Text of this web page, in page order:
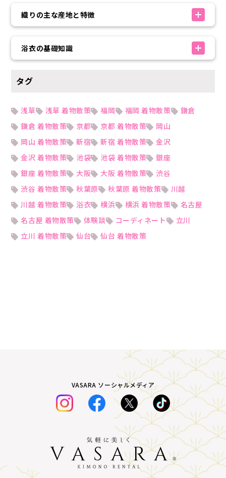
織りの主な産地と特徴
浴衣の基礎知識
タグ
浅草 浅草 着物散策 福岡 福岡 着物散策
鎌倉
鎌倉 着物散策
京都 京都 着物散策
岡山
岡山 着物散策
新宿 新宿 着物散策
金沢
金沢 着物散策
池袋 池袋 着物散策
銀座
銀座 着物散策
大阪 大阪 着物散策
渋谷
渋谷 着物散策
秋葉原 秋葉原 着物散策
川越
川越 着物散策
浴衣 横浜 横浜 着物散策
名古屋
名古屋 着物散策
体験談 コーディネート
立川
立川 着物散策
仙台 仙台 着物散策
VASARA ソーシャルメディア